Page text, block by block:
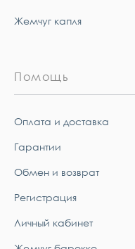
Жемчуг капля
Помощь
Оплата и доставка
Гарантии
Обмен и возврат
Регистрация
Личный кабинет